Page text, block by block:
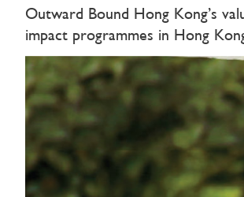
Outward Bound Hong Kong’s
impact programmes in Hong